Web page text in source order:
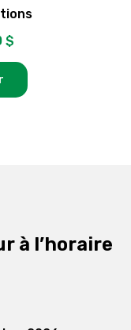
$Le
prix
est :
à l’horaire